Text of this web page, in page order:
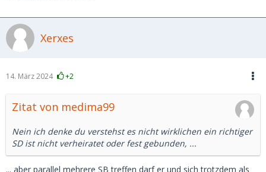
Xerxes
14. März 2024 +2
Zitat von medima99
Nein ich denke du verstehst es nicht wirklichen ein richtiger
SD ist nicht verheiratet oder fest gebunden, ...
... aber parallel mehrere SB treffen darf er und sich trotzdem als